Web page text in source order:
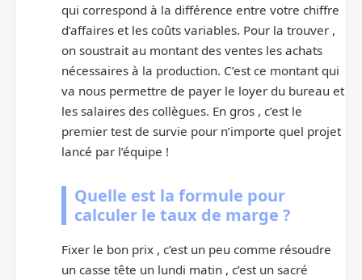
qui correspond à la différence entre votre chiffre
d’affaires et les coûts variables. Pour la trouver ,
on soustrait au montant des ventes les achats
nécessaires à la production. C’est ce montant qui
va nous permettre de payer le loyer du bureau et
les salaires des collègues. En gros , c’est le
premier test de survie pour n’importe quel projet
lancé par l’équipe !
Quelle est la formule pour
calculer le taux de marge ?
Fixer le bon prix , c’est un peu comme résoudre
un casse tête un lundi matin , c’est un sacré